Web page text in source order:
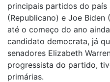
principais partidos do país
(Republicano) e Joe Biden
até o começo do ano
candidato democrata, já
senadores Elizabeth
progressista do partido,
primárias.